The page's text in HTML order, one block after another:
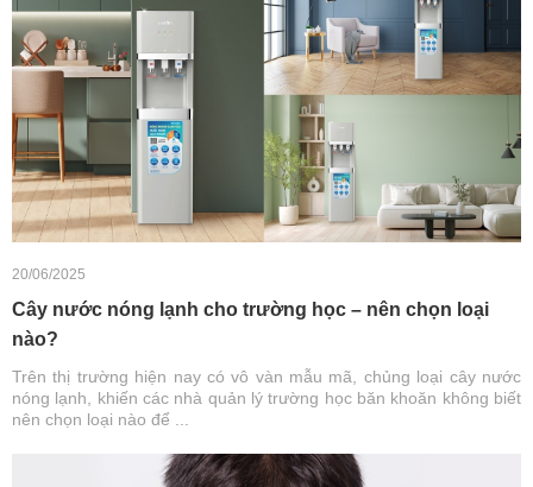
20/06/2025
Cây nước nóng lạnh cho trường học – nên chọn loại
nào?
Trên thị trường hiện nay có vô vàn mẫu mã, chủng loại cây nước
nóng lạnh, khiến các nhà quản lý trường học băn khoăn không biết
nên chọn loại nào để ...